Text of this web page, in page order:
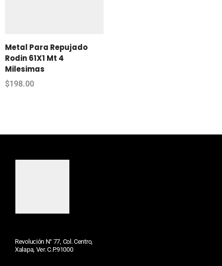
Metal Para Repujado
Rodin 61X1 Mt 4
Milesimas
$198.00
Revolución N° 77, Col. Centro,
Xalapa, Ver. C.P.91000